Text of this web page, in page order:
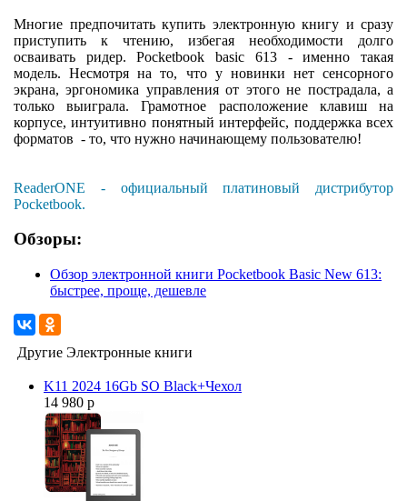
Многие предпочитать купить электронную книгу и сразу
приступить к чтению, избегая необходимости долго
осваивать ридер. Pocketbook basic 613 - именно такая
модель. Несмотря на то, что у новинки нет сенсорного
экрана, эргономика управления от этого не пострадала, а
только выиграла. Грамотное расположение клавиш на
корпусе, интуитивно понятный интерфейс, поддержка всех
форматов - то, что нужно начинающему пользователю!
ReaderONE - официальный платиновый дистрибутор
Pocketbook.
Обзоры:
Обзор электронной книги Pocketbook Basic New 613:
быстрее, проще, дешевле
Другие Электронные книги
K11 2024 16Gb SO Black+Чехол
14 980 р